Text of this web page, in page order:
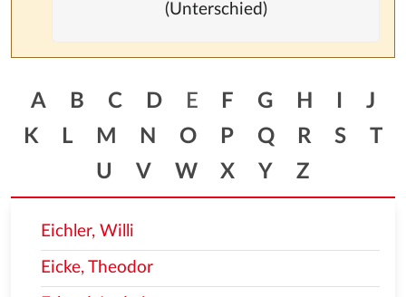
(Unterschied)
A B C D E F G H
J
K
L M N O P Q R S
T
U
V W X Y Z
Eichler, Willi
Eicke, Theodor